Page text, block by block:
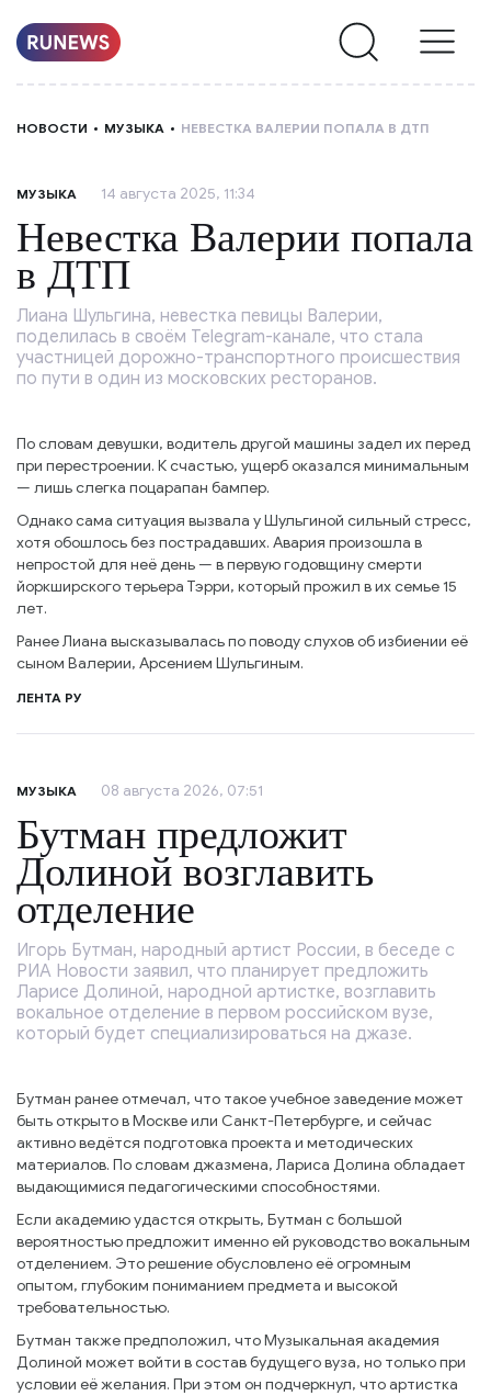
О
НАС
НОВОСТИ МУЗЫКА НЕВЕСТКА ВАЛЕРИИ ПОПАЛА В ДТП
МУЗЫКА 14 августа 2025, 11:34
Невестка Валерии попала
в ДТП
Лиана Шульгина, невестка певицы Валерии,
поделилась в своём Telegram-канале, что стала
участницей дорожно-транспортного происшествия
по пути в один из московских ресторанов.
По словам девушки, водитель другой машины задел их перед
при перестроении. К счастью, ущерб оказался минимальным
— лишь слегка поцарапан бампер.
Однако сама ситуация вызвала у Шульгиной сильный стресс,
хотя обошлось без пострадавших. Авария произошла в
непростой для неё день — в первую годовщину смерти
йоркширского терьера Тэрри, который прожил в их семье 15
лет.
Ранее Лиана высказывалась по поводу слухов об избиении её
сыном Валерии, Арсением Шульгиным.
ЛЕНТА РУ
МУЗЫКА 08 августа 2026, 07:51
Бутман предложит
Долиной возглавить
отделение
Игорь Бутман, народный артист России, в беседе с
РИА Новости заявил, что планирует предложить
Ларисе Долиной, народной артистке, возглавить
вокальное отделение в первом российском вузе,
который будет специализироваться на джазе.
Бутман ранее отмечал, что такое учебное заведение может
быть открыто в Москве или Санкт-Петербурге, и сейчас
активно ведётся подготовка проекта и методических
материалов. По словам джазмена, Лариса Долина обладает
выдающимися педагогическими способностями.
Если академию удастся открыть, Бутман с большой
вероятностью предложит именно ей руководство вокальным
отделением. Это решение обусловлено её огромным
опытом, глубоким пониманием предмета и высокой
требовательностью.
Бутман также предположил, что Музыкальная академия
Долиной может войти в состав будущего вуза, но только при
условии её желания. При этом он подчеркнул, что артистка